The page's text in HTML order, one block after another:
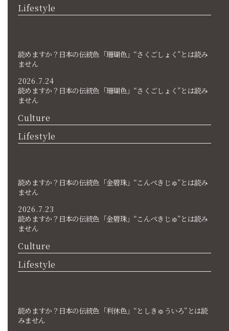
Lifestyle
読めますか？日本の伝統色「珊瑚色」“さくごしょく”とは読み
ません
2026.7.24
読めますか？日本の伝統色「珊瑚色」“さくごしょく”とは読み
ません
Culture
Lifestyle
読めますか？日本の伝統色「金碧珠」“こんぺきじゅ”とは読み
ません
2026.7.23
読めますか？日本の伝統色「金碧珠」“こんぺきじゅ”とは読み
ません
Culture
Lifestyle
読めますか？日本の伝統色「利休色」“としきゅういろ”とは読
みません